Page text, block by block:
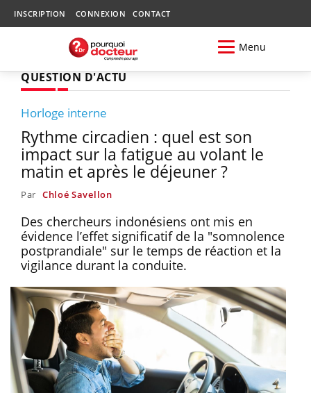
INSCRIPTION CONNEXION CONTACT
Menu
QUESTION D'ACTU
Horloge interne
Rythme circadien : quel est son
impact sur la fatigue au volant le
matin et après le déjeuner ?
Par Chloé Savellon
Des chercheurs indonésiens ont mis en
évidence l’effet significatif de la "somnolence
postprandiale" sur le temps de réaction et la
vigilance durant la conduite.